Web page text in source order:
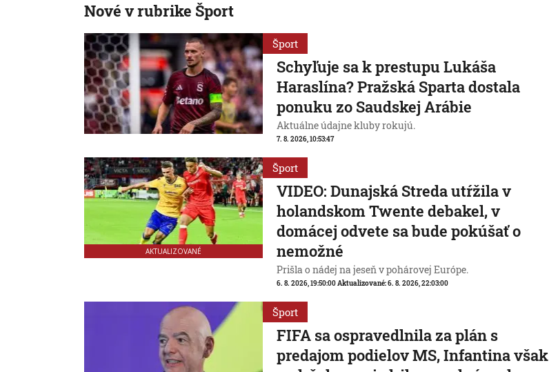
Nové v rubrike Šport
Šport
Schyľuje sa k prestupu Lukáša
Haraslína? Pražská Sparta dostala
ponuku zo Saudskej Arábie
Aktuálne údajne kluby rokujú.
7. 8. 2026, 10:53:47
AKTUALIZOVANÉ
Šport
VIDEO: Dunajská Streda utŕžila v
holandskom Twente debakel, v
domácej odvete sa bude pokúšať o
nemožné
Prišla o nádej na jeseň v pohárovej Európe.
6. 8. 2026, 19:50:00Aktualizované:6. 8. 2026, 22:03:00
Šport
FIFA sa ospravedlnila za plán s
predajom podielov MS, Infantina však